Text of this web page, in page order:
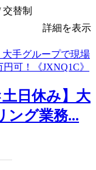
替制
詳細を表示
土日休み】大
ング業務...